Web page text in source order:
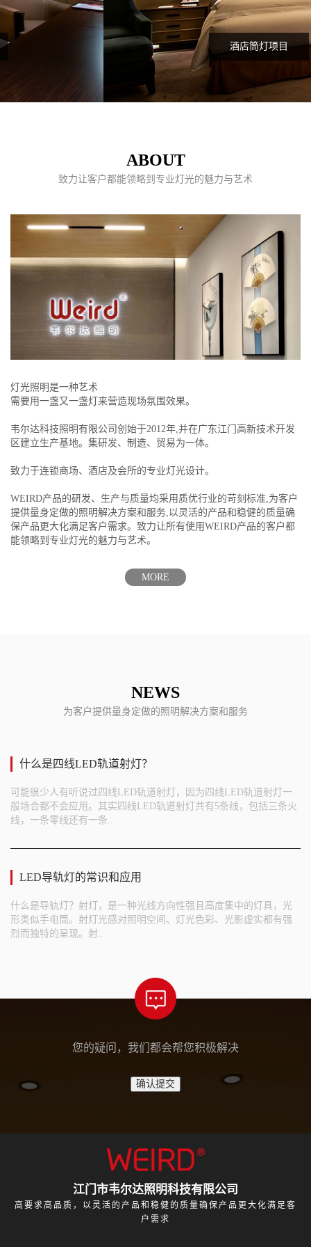
酒店筒灯项目
ABOUT
致力让客户都能领略到专业灯光的魅力与艺术
灯光照明是一种艺术
需要用一盏又一盏灯来营造现场氛围效果。
韦尔达科技照明有限公司创始于2012年,并在广东江门高新技术开发
区建立生产基地。集研发、制造、贸易为一体。
致力于连锁商场、酒店及会所的专业灯光设计。
WEIRD产品的研发、生产与质量均采用质优行业的苛刻标准,为客户
提供量身定做的照明解决方案和服务,以灵活的产品和稳健的质量确
保产品更大化满足客户需求。致力让所有使用WEIRD产品的客户都
能领略到专业灯光的魅力与艺术。
MORE
NEWS
为客户提供量身定做的照明解决方案和服务
什么是四线LED轨道射灯？
可能很少人有听说过四线LED轨道射灯，因为四线LED轨道射灯一
般场合都不会应用。其实四线LED轨道射灯共有5条线，包括三条火
线，一条零线还有一条..
LED导轨灯的常识和应用
什么是导轨灯？射灯，是一种光线方向性强且高度集中的灯具，光
形类似手电筒。射灯光感对照明空间、灯光色彩、光影虚实都有强
烈而独特的呈现。射..
您的疑问，我们都会帮您积极解决
江门市韦尔达照明科技有限公司
高要求高品质，以灵活的产品和稳健的质量确保产品更大化满足客
户需求